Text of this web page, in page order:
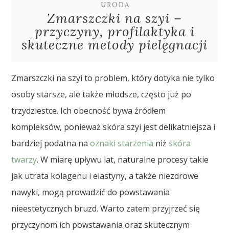
URODA
Zmarszczki na szyi –
przyczyny, profilaktyka i
skuteczne metody pielęgnacji
Zmarszczki na szyi to problem, który dotyka nie tylko
osoby starsze, ale także młodsze, często już po
trzydziestce. Ich obecność bywa źródłem
kompleksów, ponieważ skóra szyi jest delikatniejsza i
bardziej podatna naoznaki starzenia niżskóra
twarzy. W miarę upływu lat, naturalne procesy takie
jak utrata kolagenu i elastyny, a także niezdrowe
nawyki, mogą prowadzić do powstawania
nieestetycznych bruzd. Warto zatem przyjrzeć się
przyczynom ich powstawania oraz skutecznym